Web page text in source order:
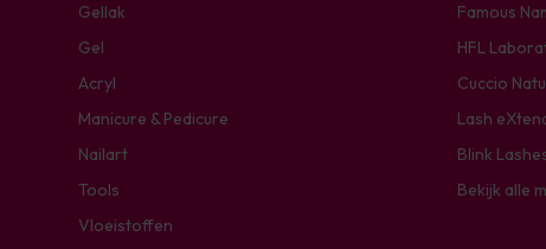
Gellak
Gel
Acryl
Manicure & Pedicure
Nailart
Tools
Vloeistoffen
Famous
HFL
Cuccio
Lash
Blink
Bekijk alle